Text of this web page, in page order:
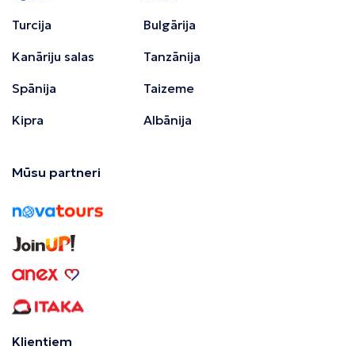
Turcija
Kanāriju salas
Spānija
Kipra
Bulgārija
Tanzānija
Taizeme
Albānija
Mūsu partneri
Klientiem